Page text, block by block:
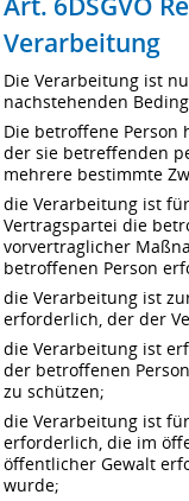
Verarbeitung
Die Verarbeitung ist
nachstehenden
Die betroffene
der sie betreffenden
mehrere bestimmte
die Verarbeitung ist
Vertragspartei die
vorvertraglicher
betroffenen Person
die Verarbeitung ist
erforderlich, der der
die Verarbeitung ist
der betroffenen
zu schützen;
die Verarbeitung ist
erforderlich, die im
öffentlicher Gewalt
wurde;